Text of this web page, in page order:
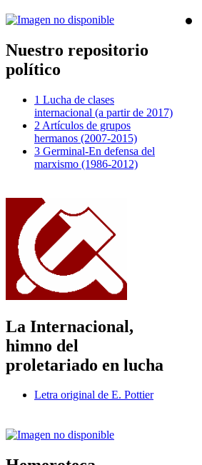
Nuestro repositorio
político
1 Lucha de clases
internacional (a partir de 2017)
2 Artículos de grupos
hermanos (2007-2015)
3 Germinal-En defensa del
marxismo (1986-2012)
La Internacional,
himno del
proletariado en lucha
Letra original de E. Pottier